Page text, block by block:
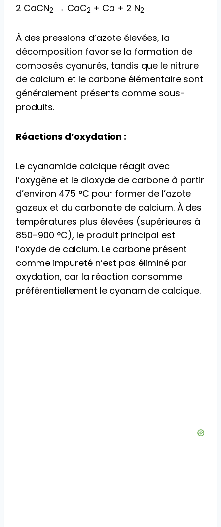
2 CaCN2 → CaC2 + Ca + 2 N2
À des pressions d’azote élevées, la
décomposition favorise la formation de
composés cyanurés, tandis que le nitrure
de calcium et le carbone élémentaire sont
généralement présents comme sous-
produits.
Réactions d’oxydation :
Le cyanamide calcique réagit avec
l’oxygène et le dioxyde de carbone à partir
d’environ 475 °C pour former de l’azote
gazeux et du carbonate de calcium. À des
températures plus élevées (supérieures à
850–900 °C), le produit principal est
l’oxyde de calcium. Le carbone présent
comme impureté n’est pas éliminé par
oxydation, car la réaction consomme
préférentiellement le cyanamide calcique.